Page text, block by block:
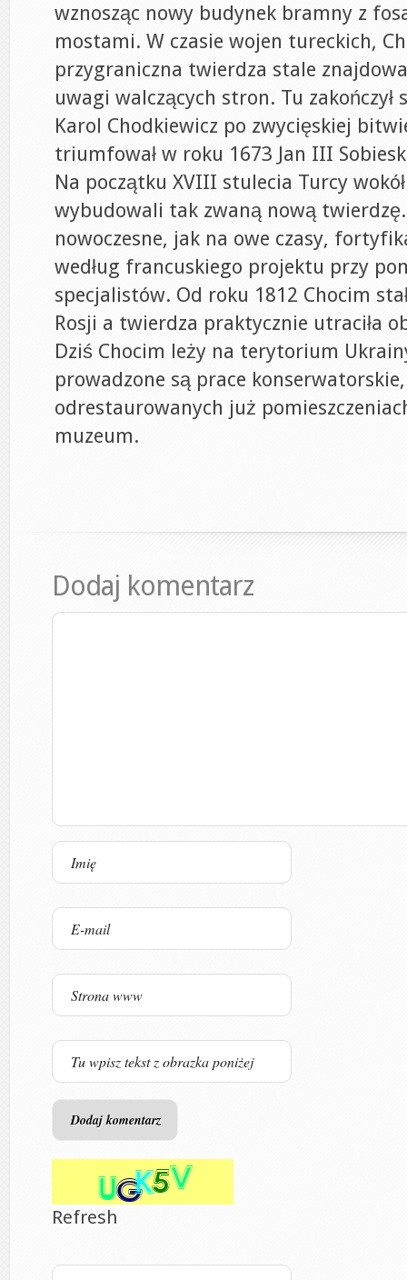
wznosząc nowy budynek bramny z
mostami. W czasie wojen tureckich,
przygraniczna twierdza stale
uwagi walczących stron. Tu
Karol Chodkiewicz po zwycięskiej
triumfował w roku 1673 Jan III
Na początku XVIII stulecia Turcy
wybudowali tak zwaną nową twierdzę.
nowoczesne, jak na owe czasy,
według francuskiego projektu przy
specjalistów. Od roku 1812 Chocim
Rosji a twierdza praktycznie utraciła
Dziś Chocim leży na terytorium
prowadzone są prace
odrestaurowanych już
muzeum.
Dodaj komentarz
Refresh